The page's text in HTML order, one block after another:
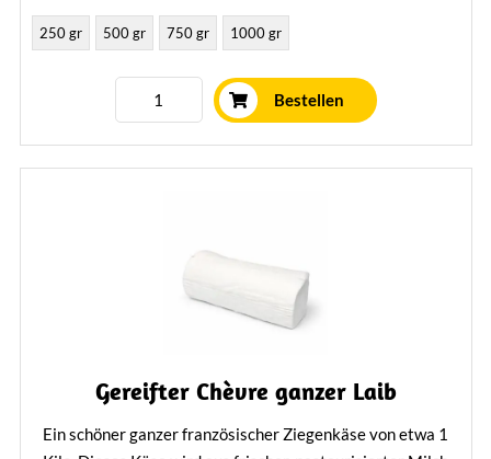
250 gr 500 gr 750 gr 1000 gr
Bestellen
Gereifter Chèvre ganzer Laib
Ein schöner ganzer französischer Ziegenkäse von etwa 1